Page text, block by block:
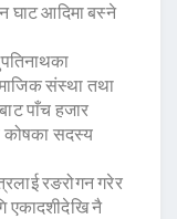
घाट आदिमा बस्ने
संस्था तथा
पाँच हजार
कोषका सदस्य
रङरोगन गरेर
एकादशीदेखि नै